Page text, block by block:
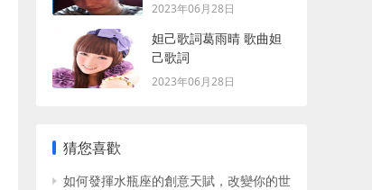
2023年06月28日
妲己歌詞葛雨晴 歌曲妲
己歌詞
2023年06月28日
猜您喜歡
如何發揮水瓶座的創意天賦，改變你的世